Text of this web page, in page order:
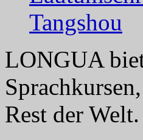
Tangshou
LONGUA
Rest der